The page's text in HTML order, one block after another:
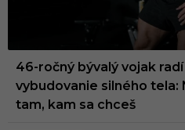
46-ročný bývalý vojak
vybudovanie silného tela:
tam, kam sa chceš